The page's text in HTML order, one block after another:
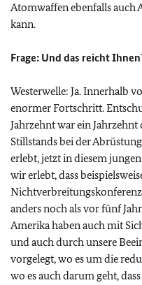
Atomwaffen ebenfalls auch
kann.
Frage: Und das reicht
Westerwelle: Ja. Innerhalb
enormer Fortschritt.
Jahrzehnt war ein
Stillstands bei der
erlebt, jetzt in diesem
wir erlebt, dass
Nichtverbreitungskonferenz
anders noch als vor fünf
Amerika haben auch mit
und auch durch unsere
vorgelegt, wo es um die
wo es auch darum geht,